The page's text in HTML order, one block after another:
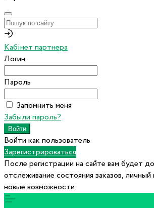
Кабінет партнера
Логин
Пароль
Запомнить меня
Забыли пароль?
Войти как пользователь
Зарегистрироваться
После регистрации на сайте вам будет
отслеживание состояния заказов, личный
новые возможности